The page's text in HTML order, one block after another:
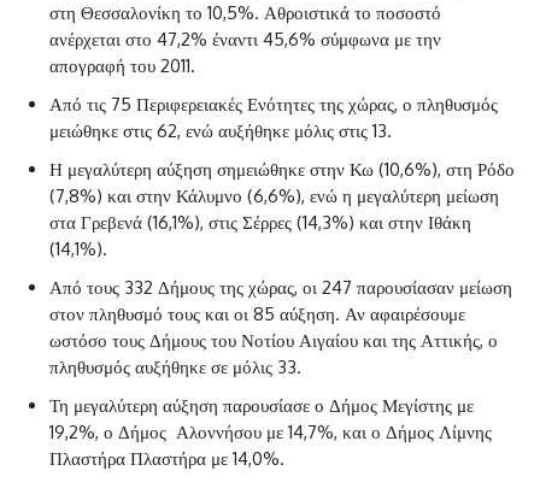
στη Θεσσαλονίκη το 10,5%. Αθροιστικά το ποσοστό
ανέρχεται στο 47,2% έναντι 45,6% σύμφωνα με την
απογραφή του 2011.
‌Από τις 75 Περιφερειακές Ενότητες της χώρας, ο πληθυσμός
μειώθηκε στις 62, ενώ αυξήθηκε μόλις στις 13.
‌Η μεγαλύτερη αύξηση σημειώθηκε στην Κω (10,6%), στη Ρόδο
(7,8%) και στην Κάλυμνο (6,6%), ενώ η μεγαλύτερη μείωση
στα Γρεβενά (16,1%), στις Σέρρες (14,3%) και στην Ιθάκη
(14,1%).
‌Από τους 332 Δήμους της χώρας, οι 247 παρουσίασαν μείωση
στον πληθυσμό τους και οι 85 αύξηση. Αν αφαιρέσουμε
ωστόσο τους Δήμους του Νοτίου Αιγαίου και της Αττικής, ο
πληθυσμός αυξήθηκε σε μόλις 33.
‌Τη μεγαλύτερη αύξηση παρουσίασε ο Δήμος Μεγίστης με
19,2%, ο Δήμος Αλοννήσου με 14,7%, και ο Δήμος Λίμνης
Πλαστήρα Πλαστήρα με 14,0%.